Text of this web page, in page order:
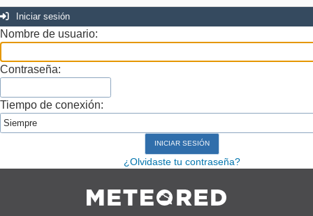
Iniciar sesión
Nombre de usuario:
Contraseña:
Tiempo de conexión:
¿Olvidaste tu contraseña?